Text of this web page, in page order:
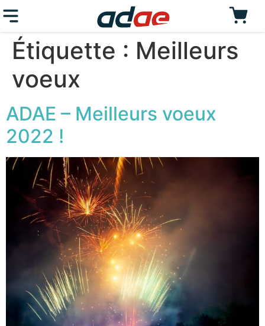
Étiquette : Meilleurs
voeux
ADAE – Meilleurs voeux
2022 !